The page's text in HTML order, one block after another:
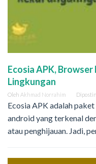
Ecosia APK,
Lingkungan
Oleh Akhmad Norrahim
Ecosia APK adalah
android yang terkenal
atau penghijauan. Jadi,